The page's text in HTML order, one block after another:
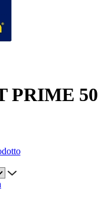
PRIME 50